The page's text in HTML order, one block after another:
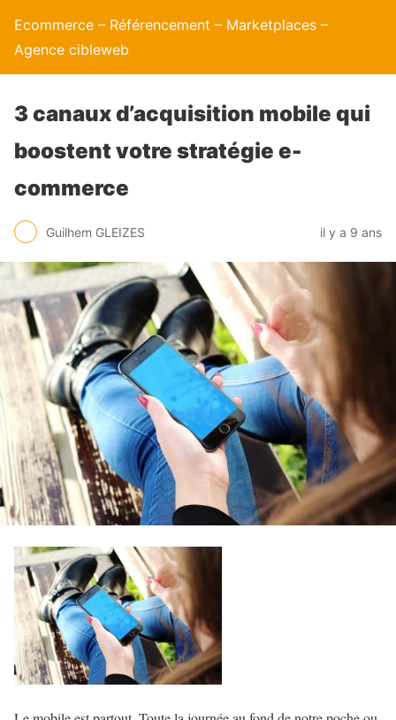
Ecommerce – Référencement – Marketplaces –
Agence cibleweb
3 canaux d’acquisition mobile qui
boostent votre stratégie e-
commerce
Guilhem GLEIZES il y a 9 ans